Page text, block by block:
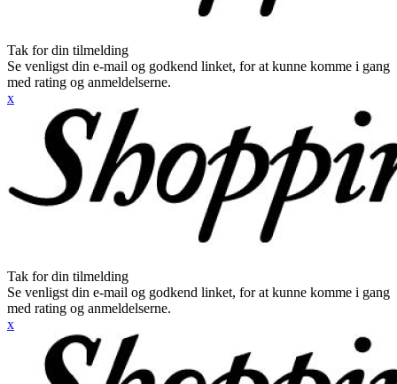
Tak for din tilmelding
Se venligst din e-mail og godkend linket, for at kunne komme i gang
med rating og anmeldelserne.
x
Tak for din tilmelding
Se venligst din e-mail og godkend linket, for at kunne komme i gang
med rating og anmeldelserne.
x